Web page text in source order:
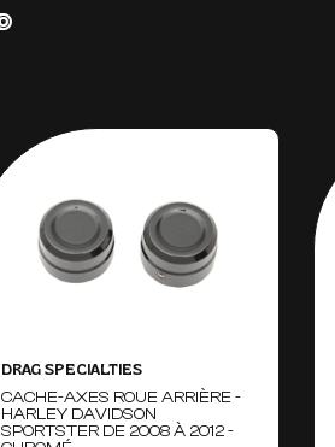
DRAG SPECIALTIES
CACHE-AXES ROUE ARRIÈRE -
HARLEY DAVIDSON
SPORTSTER DE 2008 À 2012 -